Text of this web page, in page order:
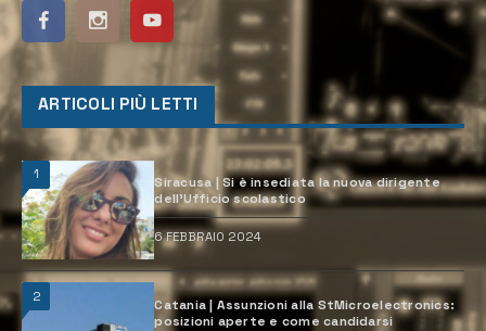
ARTICOLI PIÙ LETTI
1
Siracusa | Si è insediata la nuova dirigente
dell’Ufficio scolastico
6 FEBBRAIO 2024
2
Catania | Assunzioni alla StMicroelectronics:
posizioni aperte e come candidarsi